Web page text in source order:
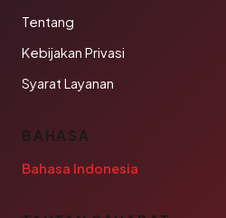
Tentang
Kebijakan Privasi
Syarat Layanan
BAHASA
Bahasa Indonesia